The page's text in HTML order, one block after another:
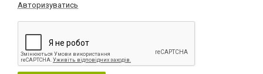
Авторизуватись